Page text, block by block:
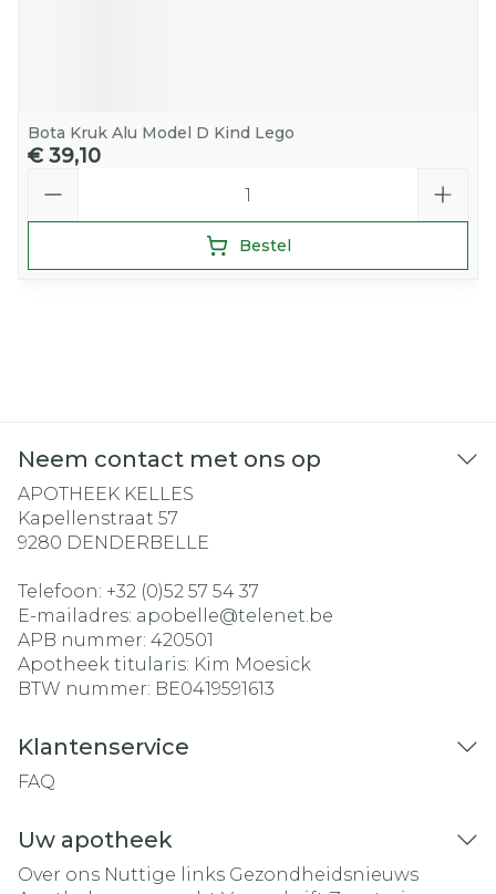
Bota Kruk Alu Model D Kind Lego
€ 39,10
Bestel
Neem contact met ons op
APOTHEEK KELLES
Kapellenstraat 57
9280 DENDERBELLE
Telefoon: +32 (0)52 57 54 37
E-mailadres: apobelle@telenet.be
APB nummer: 420501
Apotheek titularis: Kim Moesick
BTW nummer: BE0419591613
Klantenservice
FAQ
Uw apotheek
Over ons Nuttige links Gezondheidsnieuws